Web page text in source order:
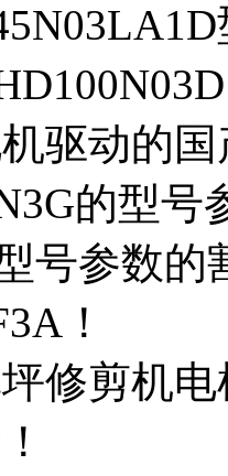
驱动的
的型号
号参数
！
修剪机电